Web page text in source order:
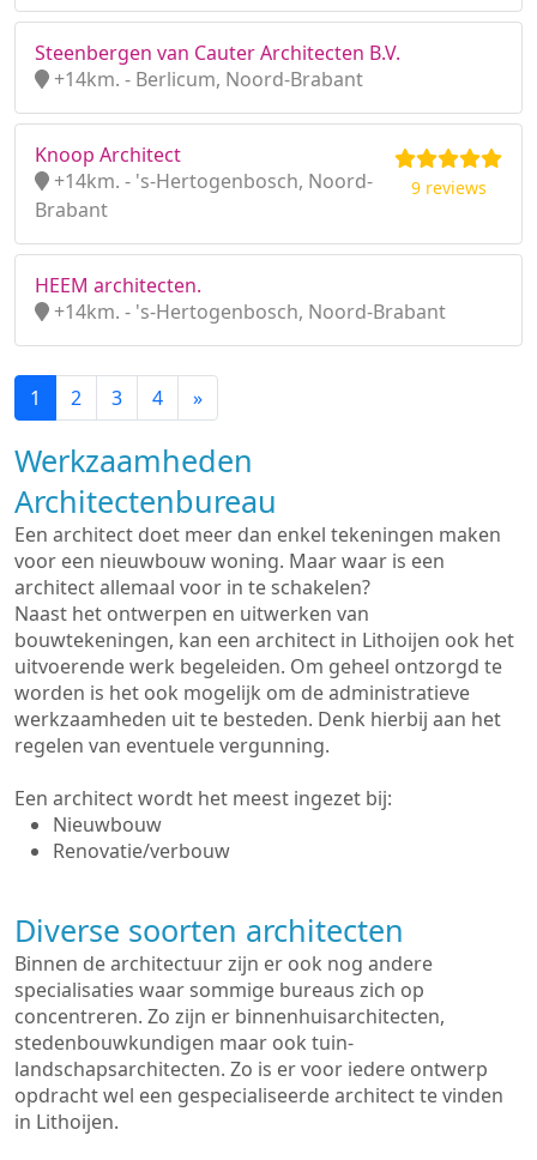
Steenbergen van Cauter Architecten B.V.
+14km. - Berlicum, Noord-Brabant
Knoop Architect
+14km. - 's-Hertogenbosch, Noord-
Brabant
9 reviews
HEEM architecten.
+14km. - 's-Hertogenbosch, Noord-Brabant
1 2 3 4 »
Werkzaamheden
Architectenbureau
Een architect doet meer dan enkel tekeningen maken
voor een nieuwbouw woning. Maar waar is een
architect allemaal voor in te schakelen?
Naast het ontwerpen en uitwerken van
bouwtekeningen, kan een architect in Lithoijen ook het
uitvoerende werk begeleiden. Om geheel ontzorgd te
worden is het ook mogelijk om de administratieve
werkzaamheden uit te besteden. Denk hierbij aan het
regelen van eventuele vergunning.
Een architect wordt het meest ingezet bij:
Nieuwbouw
Renovatie/verbouw
Diverse soorten architecten
Binnen de architectuur zijn er ook nog andere
specialisaties waar sommige bureaus zich op
concentreren. Zo zijn er binnenhuisarchitecten,
stedenbouwkundigen maar ook tuin-
landschapsarchitecten. Zo is er voor iedere ontwerp
opdracht wel een gespecialiseerde architect te vinden
in Lithoijen.